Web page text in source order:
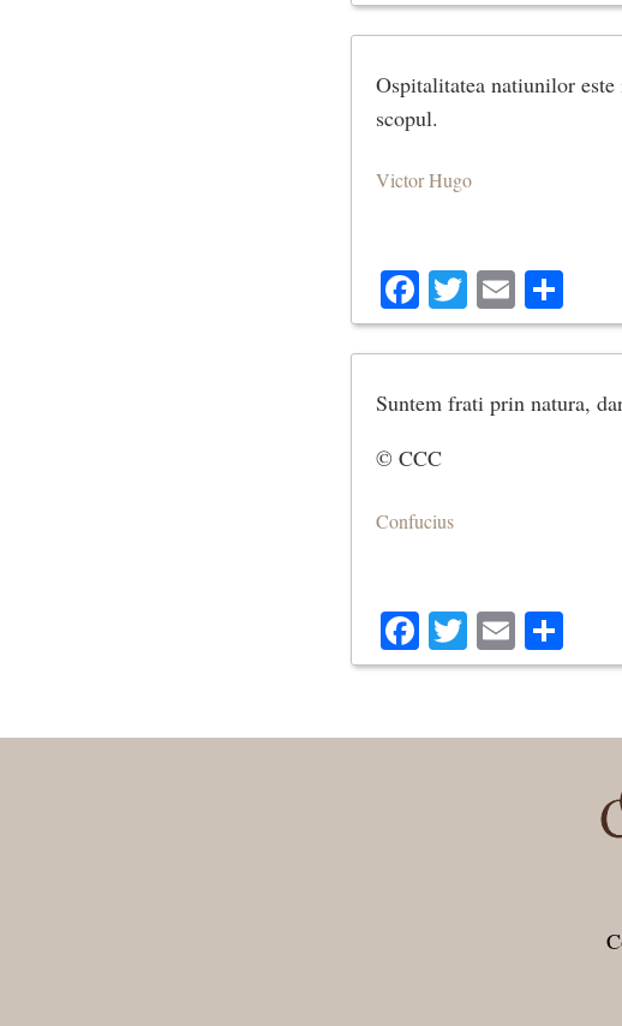
Ospitalitatea natiunilor
scopul.
Victor Hugo
Facebook
Twitter
Email
Suntem frati prin natura,
© CCC
Confucius
Facebook
Twitter
Email